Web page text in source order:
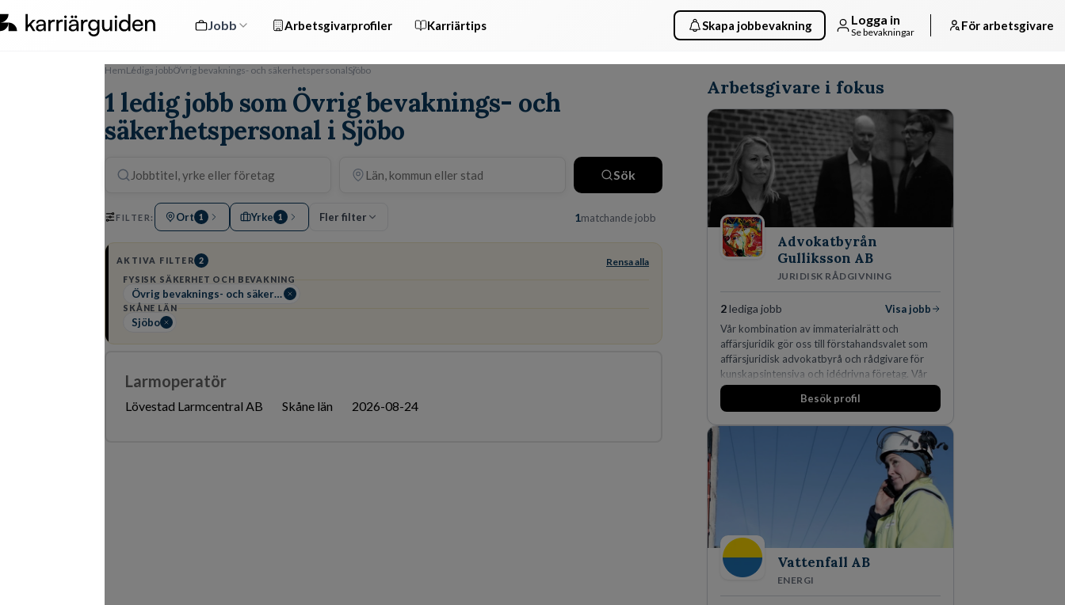
Jobb Arbetsgivarprofiler Karriärtips Skapa jobbevakning Logga in
Se bevakningar För arbetsgivare
HemLediga jobbÖvrig bevaknings- och säkerhetspersonalSjöbo
1 ledig jobb som Övrig bevaknings- och
säkerhetspersonal i Sjöbo
Sök
FILTER: Ort 1 Yrke 1 Fler filter 1matchande jobb
AKTIVA FILTER 2 Rensa alla
FYSISK SÄKERHET OCH BEVAKNING
Övrig bevaknings- och säkerhetspersonal
SKÅNE LÄN
Sjöbo
Larmoperatör
Lövestad Larmcentral AB Skåne län 2026-08-24
Arbetsgivare i fokus
Advokatbyrån
Gulliksson AB
JURIDISK RÅDGIVNING
2lediga jobb
Visa jobb
Vår kombination av immaterialrätt och
affärsjuridik gör oss till förstahandsvalet som
affärsjuridisk advokatbyrå och rådgivare för
kunskapsintensiva och idédrivna företag. Vår
expertis inom IP-tillgångar har gett oss en
marknadsledande position. Våra klienter väljer
skydda, utveckla och kommersialisera
Besök profil
Vattenfall AB
ENERGI